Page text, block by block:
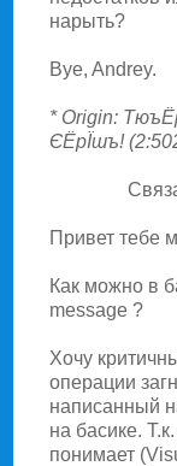
наpыть?
Bye, Andrey.
* Origin:
ЄЁpЇшъ!
Привет тебе
Как можно в
message ?
Хочу
опеpации
написанный
на басике.
понимает